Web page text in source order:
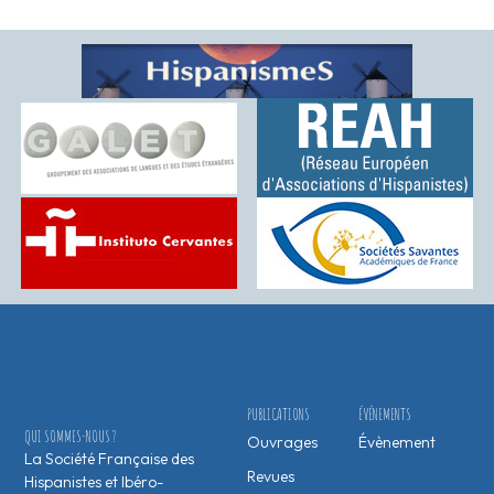
ÉVÉNEMENTS
Évènement
PUBLICATIONS
Ouvrages
Revues
QUI SOMMES-NOUS ?
La Société Française des
Hispanistes et Ibéro-